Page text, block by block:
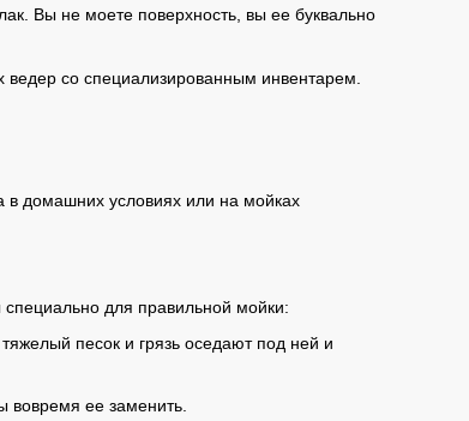
Вы не моете поверхность, вы ее буквально
со специализированным инвентарем.
в домашних условиях или на мойках
для правильной мойки:
песок и грязь оседают под ней и
вовремя ее заменить.